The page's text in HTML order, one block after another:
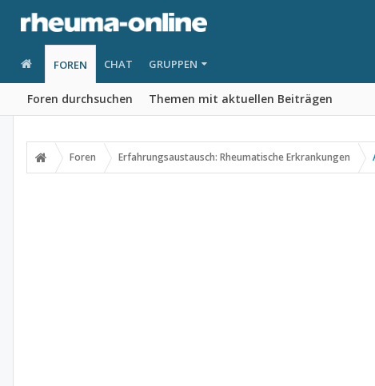
FOREN
Foren durchsuchen Themen mit aktuellen Beiträgen
CHAT GRUPPEN
Foren Erfahrungsaustausch: Rheumatische Erkrankungen